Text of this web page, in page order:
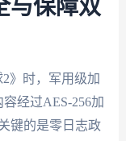
与保障双
》时，军用级加
经过AES-256加
键的是零日志政